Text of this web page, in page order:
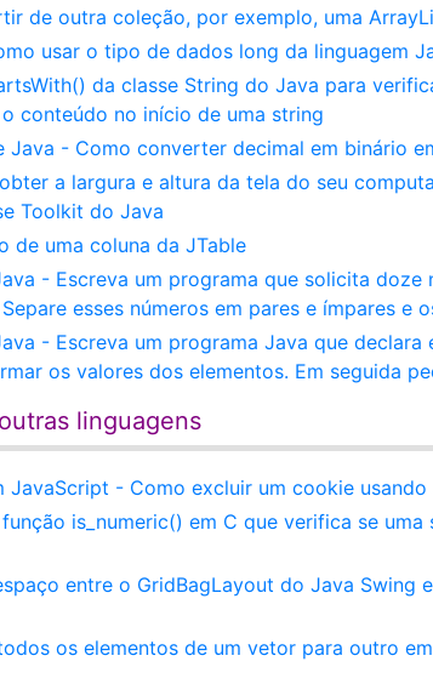
de outra coleção, por exemplo, uma
usar o tipo de dados long da linguagem
da classe String do Java para
conteúdo no início de uma string
Java - Como converter decimal em binário
a largura e altura da tela do seu
Toolkit do Java
de uma coluna da JTable
- Escreva um programa que solicita
esses números em pares e ímpares e
- Escreva um programa Java que
os valores dos elementos. Em seguida
linguagens
JavaScript - Como excluir um cookie usando
is_numeric() em C que verifica se
entre o GridBagLayout do Java Swing
os elementos de um vetor para outro